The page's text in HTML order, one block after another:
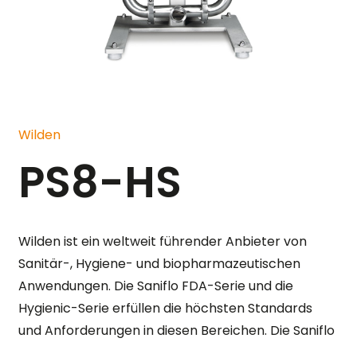
Wilden
PS8-HS
Wilden ist ein weltweit führender Anbieter von
Sanitär-, Hygiene- und biopharmazeutischen
Anwendungen. Die Saniflo FDA-Serie und die
Hygienic-Serie erfüllen die höchsten Standards
und Anforderungen in diesen Bereichen. Die Saniflo